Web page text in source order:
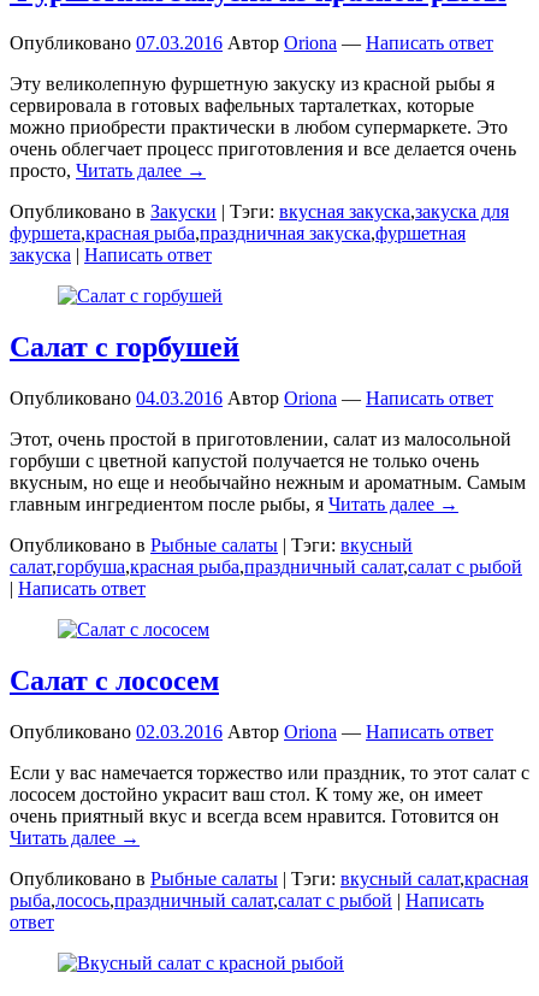
Опубликовано 07.03.2016 Автор Oriona — Написать ответ
Эту великолепную фуршетную закуску из красной рыбы я
сервировала в готовых вафельных тарталетках, которые
можно приобрести практически в любом супермаркете. Это
очень облегчает процесс приготовления и все делается очень
просто, Читать далее →
Опубликовано в Закуски | Тэги: вкусная закуска,закуска для
фуршета,красная рыба,праздничная закуска,фуршетная
закуска | Написать ответ
Салат с горбушей
Опубликовано 04.03.2016 Автор Oriona — Написать ответ
Этот, очень простой в приготовлении, салат из малосольной
горбуши с цветной капустой получается не только очень
вкусным, но еще и необычайно нежным и ароматным. Самым
главным ингредиентом после рыбы, я Читать далее →
Опубликовано в Рыбные салаты | Тэги: вкусный
салат,горбуша,красная рыба,праздничный салат,салат с рыбой
| Написать ответ
Салат с лососем
Опубликовано 02.03.2016 Автор Oriona — Написать ответ
Если у вас намечается торжество или праздник, то этот салат с
лососем достойно украсит ваш стол. К тому же, он имеет
очень приятный вкус и всегда всем нравится. Готовится он
Читать далее →
Опубликовано в Рыбные салаты | Тэги: вкусный салат,красная
рыба,лосось,праздничный салат,салат с рыбой | Написать
ответ